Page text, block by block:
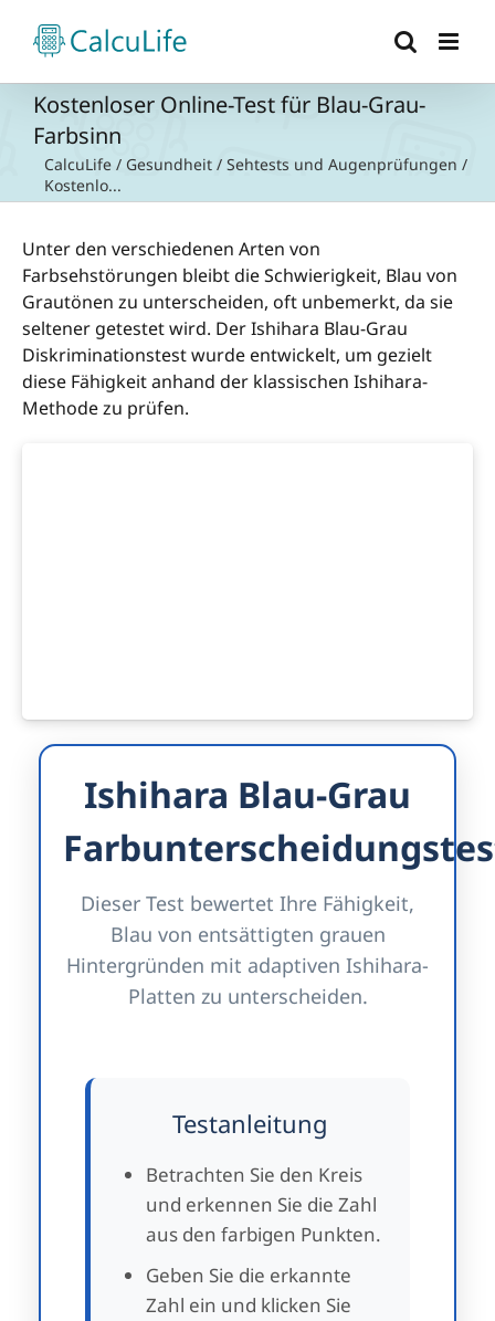
Inhalt
springen
Kostenloser Online-Test für Blau-Grau-
Farbsinn
CalcuLife / Gesundheit / Sehtests und Augenprüfungen /
Kostenlo...
Unter den verschiedenen Arten von
Farbsehstörungen bleibt die Schwierigkeit, Blau von
Grautönen zu unterscheiden, oft unbemerkt, da sie
seltener getestet wird. Der Ishihara Blau-Grau
Diskriminationstest wurde entwickelt, um gezielt
diese Fähigkeit anhand der klassischen Ishihara-
Methode zu prüfen.
Ishihara Blau-Grau
Dieser Test bewertet Ihre Fähigkeit,
Blau von entsättigten grauen
Hintergründen mit adaptiven Ishihara-
Platten zu unterscheiden.
Testanleitung
Betrachten Sie den Kreis
und erkennen Sie die Zahl
aus den farbigen Punkten.
Geben Sie die erkannte
Zahl ein und klicken Sie